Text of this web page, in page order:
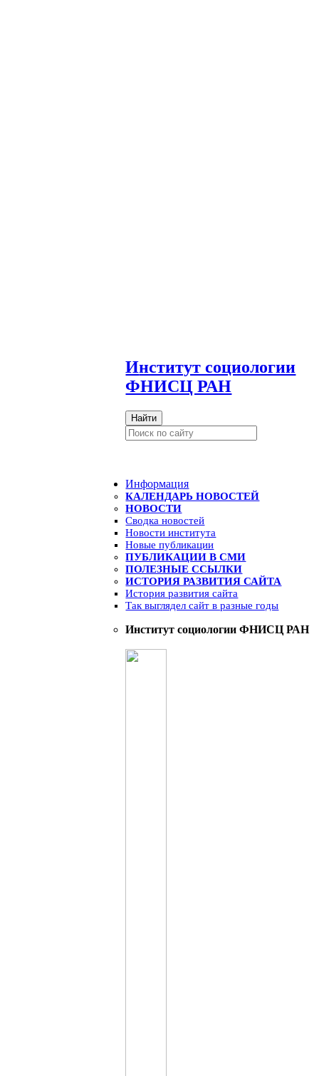
Институт социологии
ФНИСЦ РАН
Найти
Информация
КАЛЕНДАРЬ НОВОСТЕЙ
НОВОСТИ
Сводка новостей
Новости института
Новые публикации
ПУБЛИКАЦИИ В СМИ
ПОЛЕЗНЫЕ ССЫЛКИ
ИСТОРИЯ РАЗВИТИЯ САЙТА
История развития сайта
Так выглядел сайт в разные годы
Институт социологии ФНИСЦ РАН